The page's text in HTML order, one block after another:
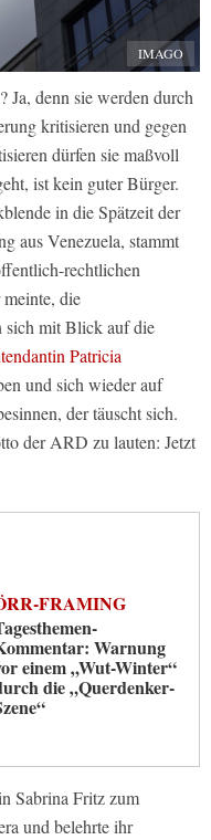
IMAGO
Ja, denn sie werden durch
kritisieren und gegen
dürfen sie maßvoll
ist kein guter Bürger.
in die Spätzeit der
aus Venezuela, stammt
rechtlichen
die
sich mit Blick auf die
Patricia
und sich wieder auf
der täuscht sich.
der ARD zu lauten: Jetzt
FRAMING
Warnung
einem „Wut-Winter“
die „Querdenker-
Sabrina Fritz zum
und belehrte ihr